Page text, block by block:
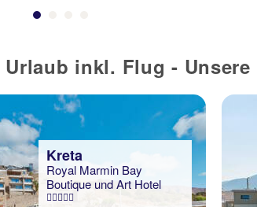
inkl. Flug - Unsere
Kreta
Royal Marmin Bay
Boutique und Art Hotel